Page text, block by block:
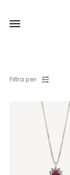
Filtra per